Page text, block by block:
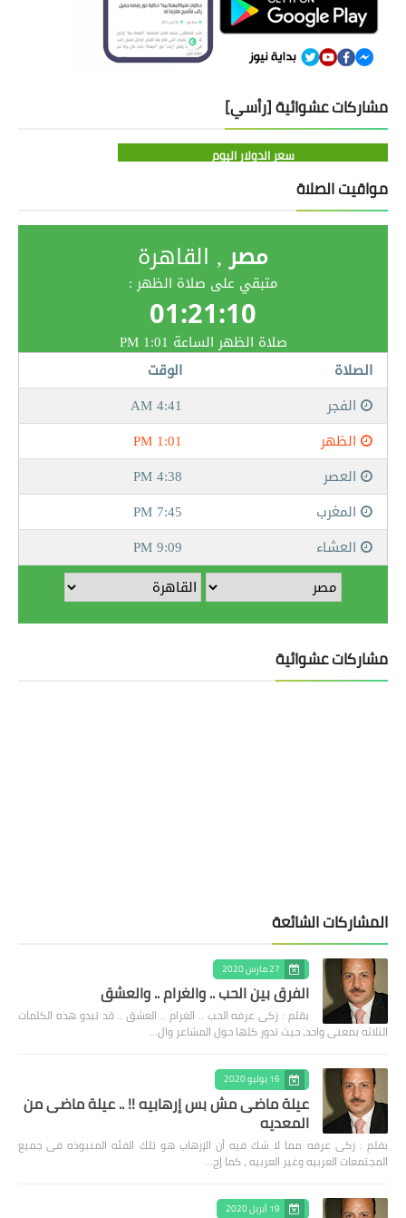
مشاركات عشوائية [رأسي]
سعر الدولار اليوم
مواقيت الصلاة
مشاركات عشوائية
المشاركات الشائعة
27 مارس 2020
الفرق بين الحب .. والغرام .. والعشق
بقلم : زكى عرفه الحب .. الغرام .. العشق .. قد تبدو هذه الكلمات
الثلاثه بمعنى واحد، حيث تدور كلها حول المشاعر وال…
16 يوليو 2020
عيلة ماضى مش بس إرهابيه !! .. عيلة ماضى من
المعديه
بقلم : زكى عرفه مما لا شك فيه أن الإرهاب هو تلك الفئه المنبوذه فى جميع
المجتمعات العربيه وغير العربيه ، كما إج…
19 أبريل 2020